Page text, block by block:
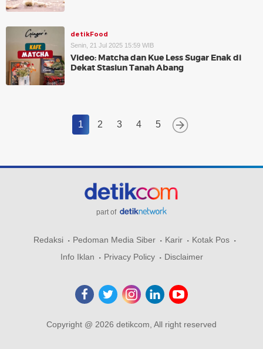
detikFood
Senin, 21 Jul 2025 15:59 WIB
Video: Matcha dan Kue Less Sugar Enak di
Dekat Stasiun Tanah Abang
1 2 3 4 5
part of
Redaksi Pedoman Media Siber Karir
Kotak Pos
Info Iklan
Privacy Policy Disclaimer
Copyright @ 2026 detikcom, All right reserved